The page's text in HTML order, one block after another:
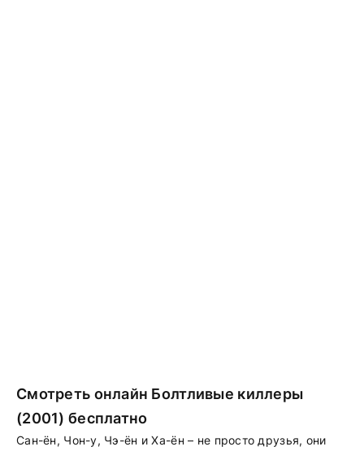
Смотреть онлайн Болтливые киллеры
(2001) бесплатно
Сан-ён, Чон-у, Чэ-ён и Ха-ён – не просто друзья, они